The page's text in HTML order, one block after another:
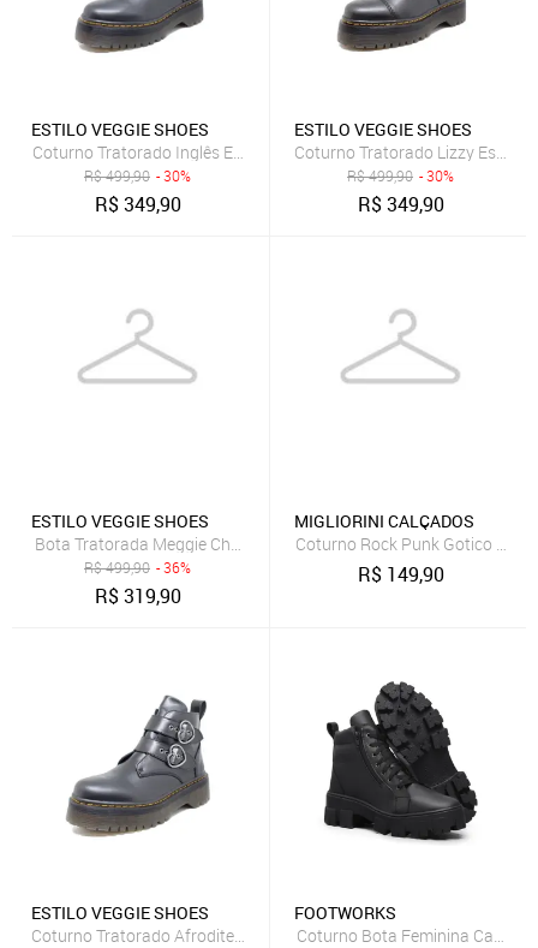
ESTILO VEGGIE SHOES
Coturno Tratorado Inglês Estilo Veggie Preto Grafite
R$499,90 - 30%
R$349,90
ESTILO VEGGIE SHOES
Coturno Tratorado Lizzy Estilo
R$499,90 - 30%
R$349,90
ESTILO VEGGIE SHOES
Bota Tratorada Meggie Chelsea Estilo Veggie Preto
R$499,90 - 36%
R$319,90
MIGLIORINI CALÇADOS
Coturno Rock Punk Gotico
R$ 149,90
ESTILO VEGGIE SHOES
Coturno Tratorado Afrodite Estilo Veggie Preto
FOOTWORKS
Coturno Bota Feminina Cano